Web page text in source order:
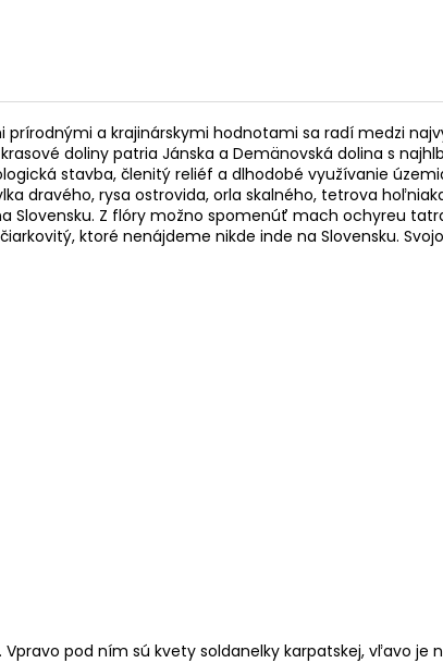
prírodnými a krajinárskymi hodnotami sa radí medzi
doliny patria Jánska a Demänovská dolina s
stavba, členitý reliéf a dlhodobé využívanie
dravého, rysa ostrovida, orla skalného, tetrova
Slovensku. Z flóry možno spomenúť mach ochyreu
ktoré nenájdeme nikde inde na Slovensku.
pod ním sú kvety soldanelky karpatskej, vľavo je